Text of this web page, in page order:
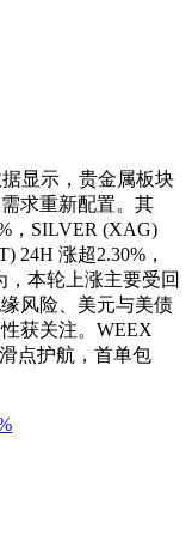
显示，贵金属板块
求重新配置。其
，SILVER (XAG)
24H 涨超2.30%，
，本轮上涨主要受回
风险、美元与美债
获关注。WEEX
点护航，首单包